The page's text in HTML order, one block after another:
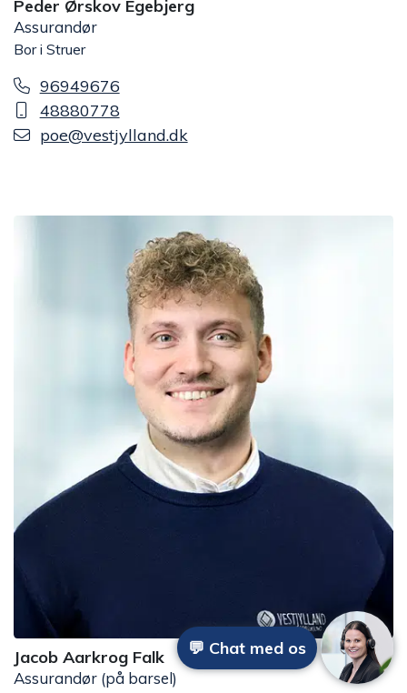
Peder Ørskov Egebjerg
Assurandør
Bor i Struer
96949676
48880778
poe@vestjylland.dk
Jacob Aarkrog Falk
Assurandør (på barsel)
💬 Chat med os